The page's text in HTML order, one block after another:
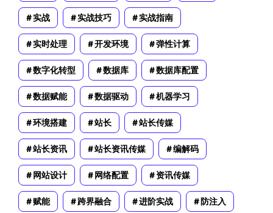
实战 实战技巧 实战指南
实时处理 开发环境 弹性计算
数字化转型 数据库 数据库配置
数据赋能 数据驱动 机器学习
环境搭建 站长 站长传媒
站长资讯 站长资讯传媒 编解码
网站设计 网络配置 资讯传媒
赋能 跨界融合 进阶实战 防注入